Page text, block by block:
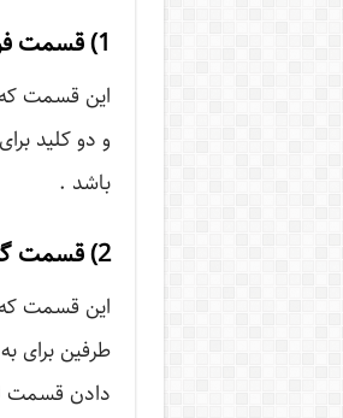
1) قسمت فرستنده :
این قسمت که
و دو کلید
باشد .
2) قسمت گیرنده :
این قسمت که
طرفین برای
دادن قسمت